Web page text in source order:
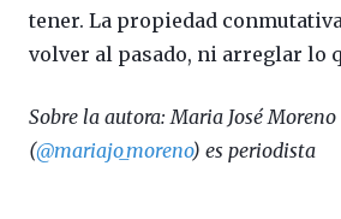
tener. La propiedad
volver al pasado, ni arreglar lo
Sobre la autora: Maria José Moreno
(@mariajo_moreno) es periodista